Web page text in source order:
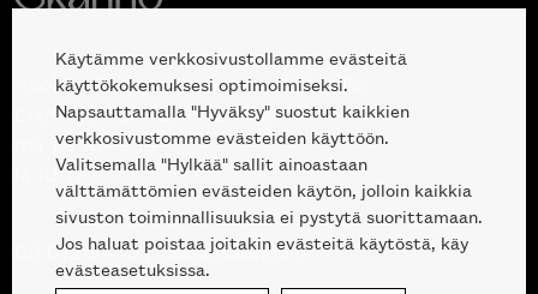
Avoinna kuluttajille ja ammattilaisille:
Erottajankatu 2, 00120 Helsinki
ma-pe 10 — 18
la 10-17
09 612 9440 |sales@skanno.fi
Käytämme verkkosivustollamme evästeitä
käyttökokemuksesi optimoimiseksi.
Napsauttamalla "Hyväksy" suostut kaikkien
verkkosivustomme evästeiden käyttöön.
Valitsemalla "Hylkää" sallit ainoastaan
välttämättömien evästeiden käytön, jolloin kaikkia
sivuston toiminnallisuuksia ei pystytä suorittamaan.
Jos haluat poistaa joitakin evästeitä käytöstä, käy
evästeasetuksissa.